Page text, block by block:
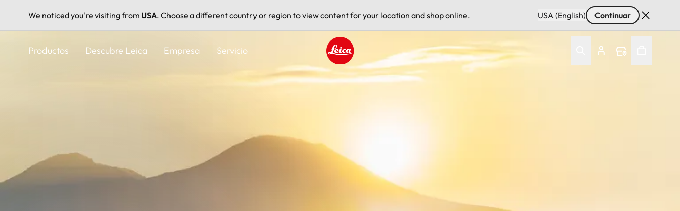
We noticed you're visiting from USA. Choose a different country or region to view content for your location and shop online. USA (English) Continuar
Productos Descubre Leica Empresa Servicio
Leica logo - Home